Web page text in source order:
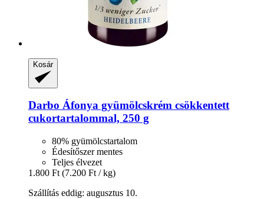
Kosár
Darbo Áfonya gyümölcskrém csökkentett
cukortartalommal, 250 g
80% gyümölcstartalom
Édesítőszer mentes
Teljes élvezet
1.800 Ft (7.200 Ft / kg)
Szállítás eddig: augusztus 10.